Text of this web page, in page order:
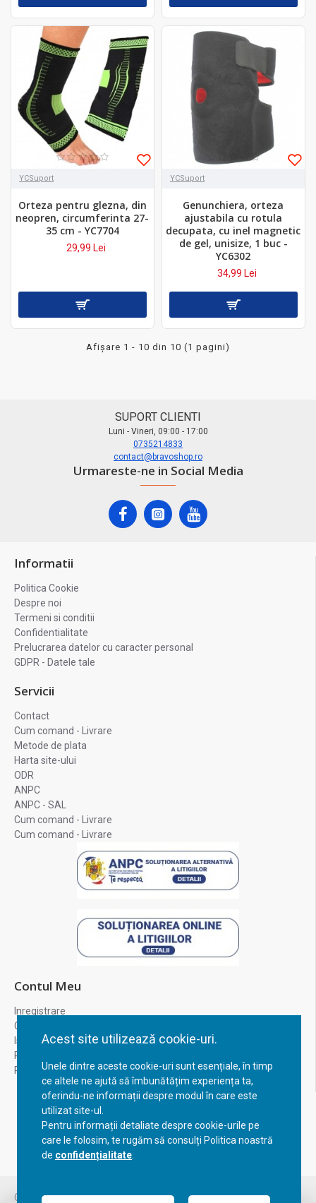
Acest site utilizează cookie-uri.
Unele dintre aceste cookie-uri sunt esențiale, în timp
ce altele ne ajută să îmbunătățim experiența ta,
oferindu-ne informații despre modul în care este
utilizat site-ul.
Pentru informații detaliate despre cookie-urile pe
care le folosim, te rugăm să consulți Politica noastră
de confidențialitate
YCSuport
Orteza pentru glezna, din
neopren, circumferinta 27-
35 cm - YC7704
29,99 Lei
YCSuport
Genunchiera, orteza
ajustabila cu rotula
decupata, cu inel magnetic
de gel, unisize, 1 buc -
YC6302
34,99 Lei
Afişare 1 - 10 din 10 (1 pagini)
SUPORT CLIENTI
Luni - Vineri, 09:00 - 17:00
0735214833
contact@bravoshop.ro
Urmareste-ne in Social Media
Informatii
Politica Cookie
Despre noi
Termeni si conditii
Confidentialitate
Prelucrarea datelor cu caracter personal
GDPR - Datele tale
Servicii
Contact
Cum comand - Livrare
Metode de plata
Harta site-ului
ODR
ANPC
ANPC - SAL
Cum comand - Livrare
Cum comand - Livrare
Contul Meu
Inregistrare
Contul meu
Istoric comenzi
Recuperare parola
Returnare produs
Copyright © 2023, BravoShop, toate drepturile rezervate!